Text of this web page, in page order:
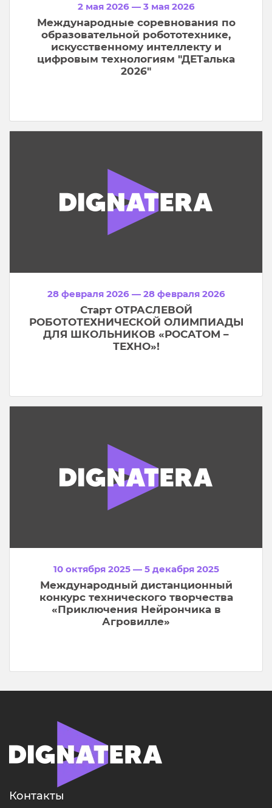
2 мая 2026 — 3 мая 2026
Международные соревнования по
образовательной робототехнике,
искусственному интеллекту и
цифровым технологиям "ДЕТалька
2026"
28 февраля 2026 — 28 февраля 2026
Старт ОТРАСЛЕВОЙ
РОБОТОТЕХНИЧЕСКОЙ ОЛИМПИАДЫ
ДЛЯ ШКОЛЬНИКОВ «РОСАТОМ –
ТЕХНО»!
10 октября 2025 — 5 декабря 2025
Международный дистанционный
конкурс технического творчества
«Приключения Нейрончика в
Агровилле»
Контакты